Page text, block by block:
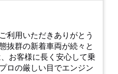
利用いただきありがとう
抜群の新着車両が続々と
ロの厳しい目でエンジン